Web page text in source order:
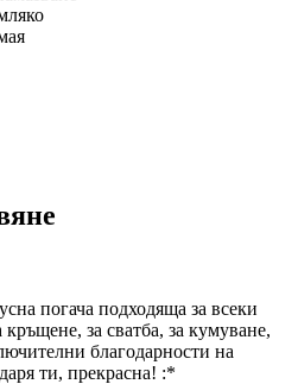
погача подходяща за всеки
кръщене, за сватба, за кумуване,
благодарности на
ти, прекрасна! :*